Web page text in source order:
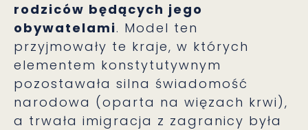
rodziców będących jego
obywatelami. Model ten
przyjmowały te kraje, w których
elementem konstytutywnym
pozostawała silna świadomość
narodowa (oparta na więzach krwi),
a trwała imigracja z zagranicy była